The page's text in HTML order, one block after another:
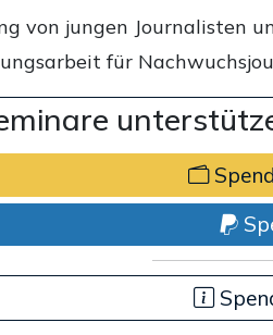
von jungen Journalisten
für